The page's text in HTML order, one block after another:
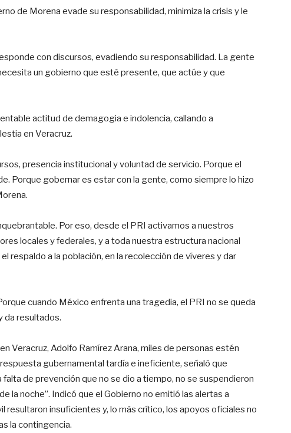
de Morena evade su responsabilidad, minimiza la crisis y le
con discursos, evadiendo su responsabilidad. La gente
un gobierno que esté presente, que actúe y que
actitud de demagogia e indolencia, callando a
en Veracruz.
presencia institucional y voluntad de servicio. Porque el
Porque gobernar es estar con la gente, como siempre lo hizo
Por eso, desde el PRI activamos a nuestros
locales y federales, y a toda nuestra estructura nacional
respaldo a la población, en la recolección de víveres y dar
cuando México enfrenta una tragedia, el PRI no se queda
da resultados.
Veracruz, Adolfo Ramírez Arana, miles de personas estén
gubernamental tardía e ineficiente, señaló que
de prevención que no se dio a tiempo, no se suspendieron
la noche”. Indicó que el Gobierno no emitió las alertas a
resultaron insuficientes y, lo más crítico, los apoyos oficiales no
la contingencia.